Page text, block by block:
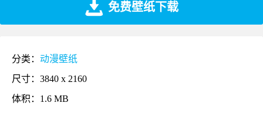
免费壁纸下载
分类： 动漫壁纸
尺寸：3840 x 2160
体积：1.6 MB